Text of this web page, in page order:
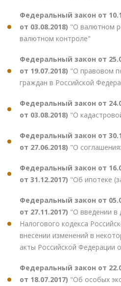
Федеральный закон от
от 03.08.2018) "О валютном
валютном контроле"
Федеральный закон от
от 19.07.2018) "О правовом
граждан в Российской
Федеральный закон от
от 03.08.2018) "О
Федеральный закон от
от 27.06.2018) "О
Федеральный закон от
от 31.12.2017) "Об ипотеке
Федеральный закон от
от 27.11.2017) "О введении в
Налогового кодекса
внесении изменений в
акты Российской Федерации
Федеральный закон от
от 18.07.2017) "Об особых